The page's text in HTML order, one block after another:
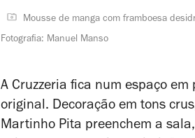
Mousse de manga com framboesa
Fotografia: Manuel Manso
A Cruzzeria fica num espaço
original. Decoração em tons
Martinho Pita preenchem a